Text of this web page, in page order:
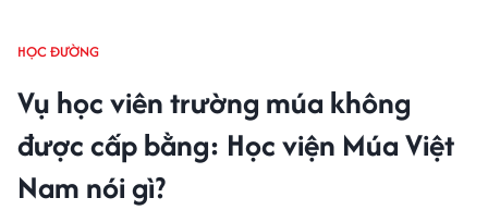
HỌC ĐƯỜNG
Vụ học viên trường múa không
được cấp bằng: Học viện Múa Việt
Nam nói gì?